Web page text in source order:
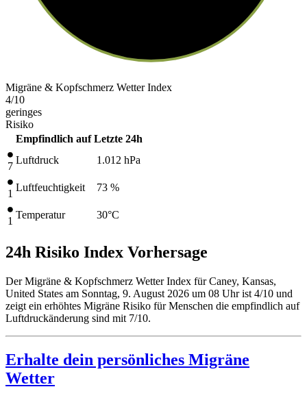
Migräne & Kopfschmerz Wetter Index
4/10
geringes
Risiko
Empfindlich auf Letzte 24h
7
Luftdruck 1.012 hPa
1
Luftfeuchtigkeit 73 %
1
Temperatur 30°C
24h Risiko Index Vorhersage
Der Migräne & Kopfschmerz Wetter Index für Caney, Kansas,
United States am Sonntag, 9. August 2026 um 08 Uhr ist 4/10 und
zeigt ein erhöhtes Migräne Risiko für Menschen die empfindlich auf
Luftdruckänderung sind mit 7/10.
Erhalte dein persönliches Migräne
Wetter